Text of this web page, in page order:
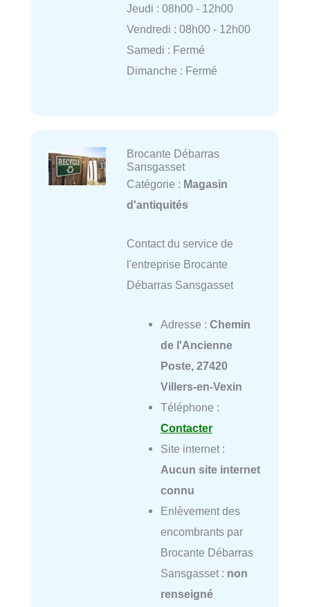
Jeudi : 08h00 - 12h00
Vendredi : 08h00 - 12h00
Samedi : Fermé
Dimanche : Fermé
Brocante Débarras
Sansgasset
Catégorie : Magasin
d'antiquités
Contact du service de
l'entreprise Brocante
Débarras Sansgasset
Adresse : Chemin
de l'Ancienne
Poste, 27420
Villers-en-Vexin
Téléphone :
Contacter
Site internet :
Aucun site internet
connu
Enlèvement des
encombrants par
Brocante Débarras
Sansgasset : non
renseigné